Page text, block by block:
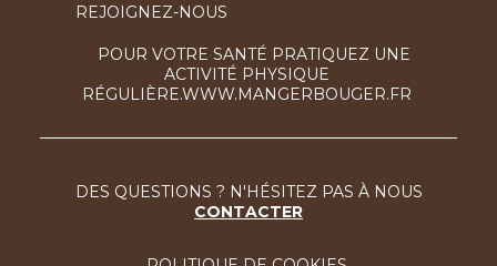
REJOIGNEZ-NOUS
POUR VOTRE SANTÉ PRATIQUEZ UNE
ACTIVITÉ PHYSIQUE
RÉGULIÈRE.WWW.MANGERBOUGER.FR
DES QUESTIONS ? N'HÉSITEZ PAS À NOUS
CONTACTER